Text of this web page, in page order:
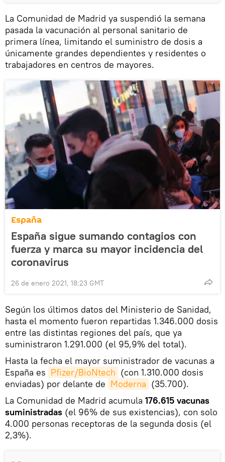
La Comunidad de Madrid ya suspendió la semana
pasada la vacunación al personal sanitario de
primera línea, limitando el suministro de dosis a
únicamente grandes dependientes y residentes o
trabajadores en centros de mayores.
España
España sigue sumando contagios con
fuerza y marca su mayor incidencia del
coronavirus
26 de enero 2021, 18:23 GMT
Según los últimos datos del Ministerio de Sanidad,
hasta el momento fueron repartidas 1.346.000 dosis
entre las distintas regiones del país, que ya
suministraron 1.291.000 (el 95,9% del total).
Hasta la fecha el mayor suministrador de vacunas a
España es Pfizer/BioNtech (con 1.310.000 dosis
enviadas) por delante de Moderna (35.700).
La Comunidad de Madrid acumula 176.615 vacunas
suministradas (el 96% de sus existencias), con solo
4.000 personas receptoras de la segunda dosis (el
2,3%).